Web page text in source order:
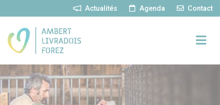
Actualités Agenda Contact
Panneau de gestion des cookies